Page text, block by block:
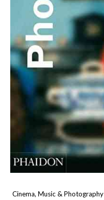
Cinema, Music & Photography